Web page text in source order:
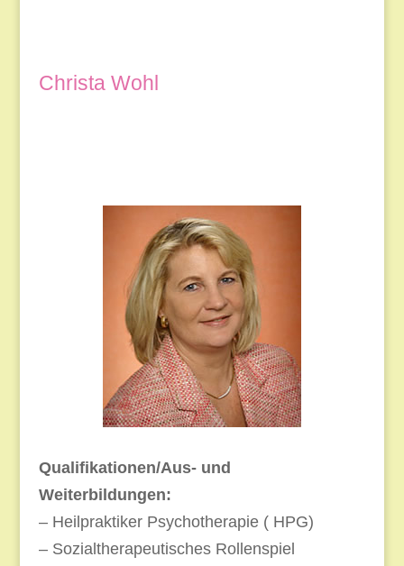
Christa Wohl
Qualifikationen/Aus- und
Weiterbildungen:
– Heilpraktiker Psychotherapie ( HPG)
– Sozialtherapeutisches Rollenspiel